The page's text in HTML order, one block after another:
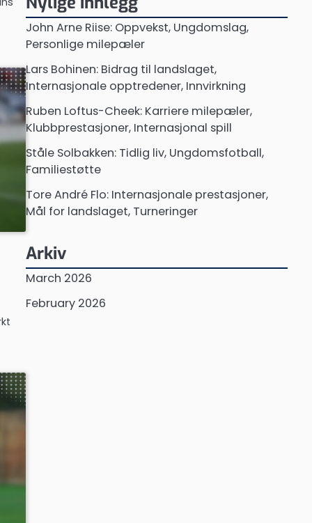
John Arne Riise: Oppvekst, Ungdomslag,
Personlige milepæler
Lars Bohinen: Bidrag til landslaget,
Internasjonale opptredener, Innvirkning
Ruben Loftus-Cheek: Karriere milepæler,
Klubbprestasjoner, Internasjonal spill
Ståle Solbakken: Tidlig liv, Ungdomsfotball,
Familiestøtte
Tore André Flo: Internasjonale prestasjoner,
Mål for landslaget, Turneringer
Arkiv
March 2026
February 2026